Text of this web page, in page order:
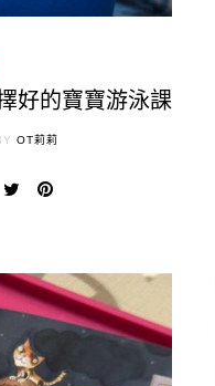
好的寶寶游泳課
OT莉莉